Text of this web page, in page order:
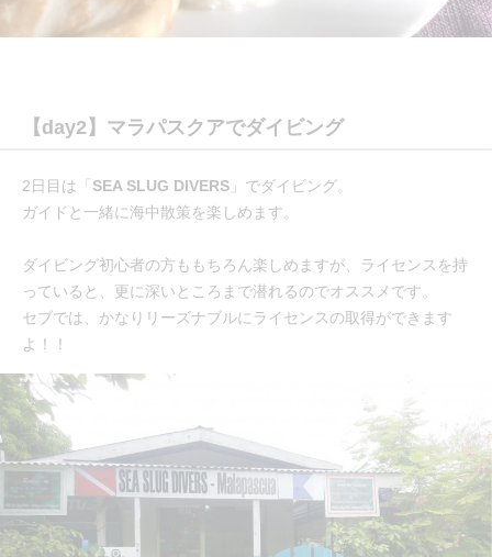
【day2】マラパスクアでダイビング
2日目は「 SEA SLUG DIVERS 」でダイビング。
ガイドと一緒に海中散策を楽しめます。
ダイビング初心者の方ももちろん楽しめますが、ライセンスを持
っていると、更に深いところまで潜れるのでオススメです。
セブでは、かなりリーズナブルにライセンスの取得ができます
よ！！